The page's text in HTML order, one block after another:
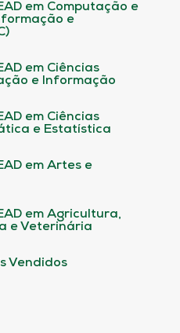
em Computação e
e
em Ciências
e Informação
em Ciências
e Estatística
em Artes e
em Agricultura,
e Veterinária
Vendidos